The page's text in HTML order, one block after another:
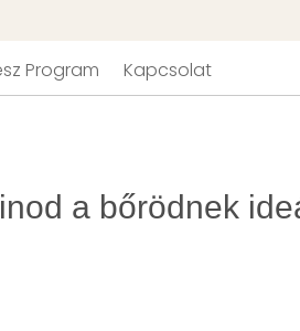
Program Kapcsolat
a bőrödnek